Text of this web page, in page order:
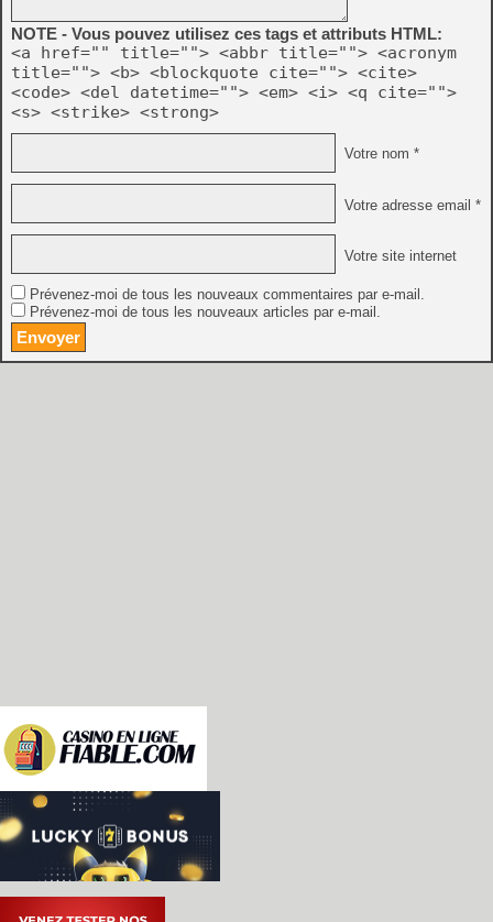
NOTE - Vous pouvez utilisez ces tags et attributs HTML:
<a href="" title=""> <abbr title=""> <acronym
title=""> <b> <blockquote cite=""> <cite>
<code> <del datetime=""> <em> <i> <q cite="">
<s> <strike> <strong>
Votre nom *
Votre adresse email *
Votre site internet
Prévenez-moi de tous les nouveaux commentaires par e-mail.
Prévenez-moi de tous les nouveaux articles par e-mail.